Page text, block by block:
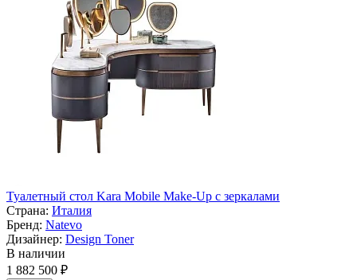
Туалетный стол Kara Mobile Make-Up с зеркалами
Страна: Италия
Бренд: Natevo
Дизайнер: Design Toner
В наличии
1 882 500 ₽